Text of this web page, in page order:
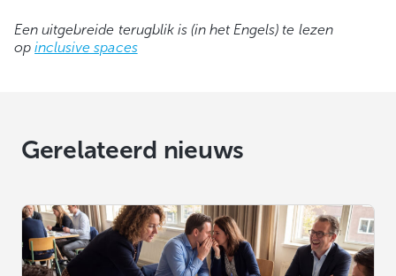
Een uitgebreide terugblik is (in het Engels) te lezen
opinclusive spaces
Gerelateerd nieuws